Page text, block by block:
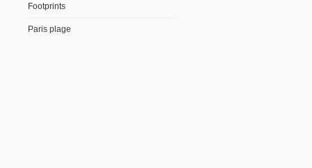
Footprints
Paris plage